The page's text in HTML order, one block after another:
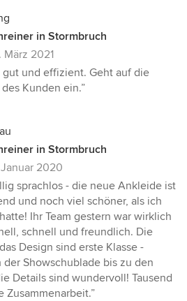
in Stormbruch
März 2021
gut und effizient. Geht auf die
Kunden ein.”
in Stormbruch
2020
sprachlos - die neue Ankleide ist
und noch viel schöner, als ich
Ihr Team gestern war wirklich
schnell und freundlich. Die
Design sind erste Klasse -
Showschublade bis zu den
Details sind wundervoll! Tausend
Zusammenarbeit.”